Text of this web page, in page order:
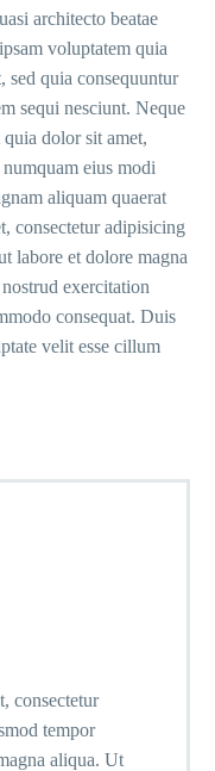
architecto beatae
voluptatem quia
sed quia consequuntur
sequi nesciunt. Neque
dolor sit amet,
eius modi
aliquam quaerat
consectetur adipisicing
labore et dolore magna
exercitation
consequat. Duis
velit esse cillum
consectetur
tempor
aliqua. Ut